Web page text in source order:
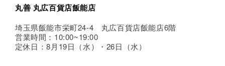
丸善 丸広百貨店飯能店
埼玉県飯能市栄町24-4 丸広百貨店飯能店6階
営業時間：10:00~19:00
定休日：8月19日（水）・26日（水）